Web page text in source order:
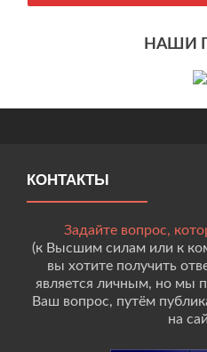
НАШИ
КОНТАКТЫ
Задайте вопрос,
(к Высшим силам или к
вы хотите получить
является личным, но мы
Ваш вопрос, путём
на